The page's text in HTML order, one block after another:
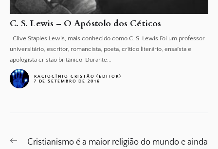
C. S. Lewis – O Apóstolo dos Céticos
Clive Staples Lewis, mais conhecido como C. S. Lewis Foi um professor
universitário, escritor, romancista, poeta, crítico literário, ensaísta e
apologista cristão britânico. Durante...
RACIOCÍNIO CRISTÃO (EDITOR)
7 DE SETEMBRO DE 2016
Navegação
PreviousCristianismo é a maior religião do mundo e ainda